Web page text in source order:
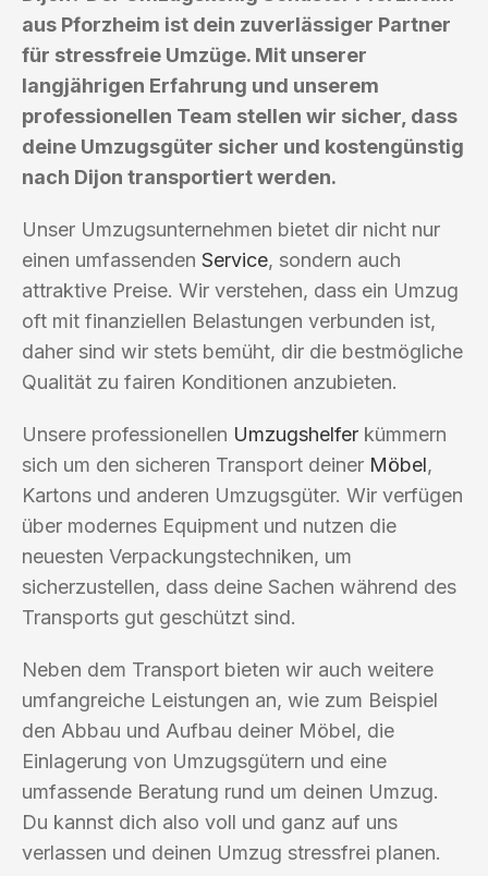
aus Pforzheim ist dein zuverlässiger Partner
für stressfreie Umzüge. Mit unserer
langjährigen Erfahrung und unserem
professionellen Team stellen wir sicher, dass
deine Umzugsgüter sicher und kostengünstig
nach Dijon transportiert werden.
Unser Umzugsunternehmen bietet dir nicht nur
einen umfassenden Service, sondern auch
attraktive Preise. Wir verstehen, dass ein Umzug
oft mit finanziellen Belastungen verbunden ist,
daher sind wir stets bemüht, dir die bestmögliche
Qualität zu fairen Konditionen anzubieten.
Unsere professionellen Umzugshelfer kümmern
sich um den sicheren Transport deiner Möbel,
Kartons und anderen Umzugsgüter. Wir verfügen
über modernes Equipment und nutzen die
neuesten Verpackungstechniken, um
sicherzustellen, dass deine Sachen während des
Transports gut geschützt sind.
Neben dem Transport bieten wir auch weitere
umfangreiche Leistungen an, wie zum Beispiel
den Abbau und Aufbau deiner Möbel, die
Einlagerung von Umzugsgütern und eine
umfassende Beratung rund um deinen Umzug.
Du kannst dich also voll und ganz auf uns
verlassen und deinen Umzug stressfrei planen.